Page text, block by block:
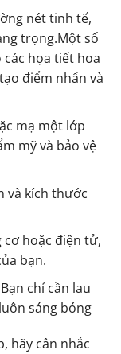
nét tinh tế,
trọng.Một số
họa tiết hoa
điểm nhấn và
mạ một lớp
mỹ và bảo vệ
và kích thước
cơ hoặc điện tử,
bạn.
chỉ cần lau
sáng bóng
hãy cân nhắc